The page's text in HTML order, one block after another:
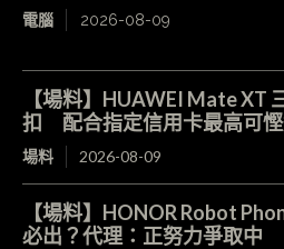
電腦 2026-08-09
【場料】HUAWEI Mate XT
扣 配合指定信用卡最高可
場料 2026-08-09
【場料】HONOR Robot
必出？代理：正努力爭取中